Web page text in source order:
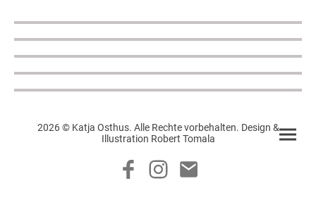
2026 © Katja Osthus. Alle Rechte vorbehalten. Design &
Illustration Robert Tomala